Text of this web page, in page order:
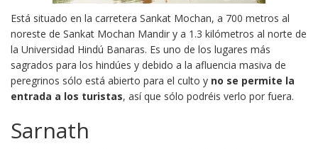
Está situado en la carretera Sankat Mochan, a 700 metros al
noreste de Sankat Mochan Mandir y a 1.3 kilómetros al norte de
la Universidad Hindú Banaras. Es uno de los lugares más
sagrados para los hindúes y debido a la afluencia masiva de
peregrinos sólo está abierto para el culto y no se permite la
entrada a los turistas, así que sólo podréis verlo por fuera.
Sarnath